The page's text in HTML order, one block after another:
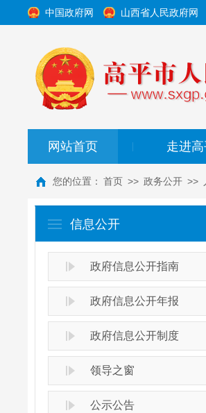
中国政府网 山西省人民政府网
网站首页 走进
您的位置： 首页 >> 政务公开 >>
信息公开
政府信息公开指南
政府信息公开年报
政府信息公开制度
领导之窗
公示公告